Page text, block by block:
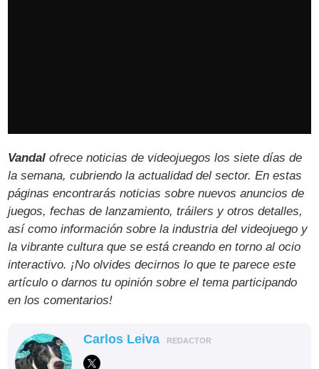
Vandal ofrece noticias de videojuegos los siete días de
la semana, cubriendo la actualidad del sector. En estas
páginas encontrarás noticias sobre nuevos anuncios de
juegos, fechas de lanzamiento, tráilers y otros detalles,
así como información sobre la industria del videojuego y
la vibrante cultura que se está creando en torno al ocio
interactivo. ¡No olvides decirnos lo que te parece este
artículo o darnos tu opinión sobre el tema participando
en los comentarios!
Carlos Leiva REDACTOR